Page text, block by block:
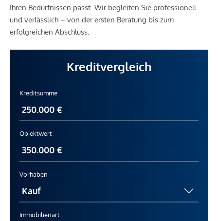
Ihren Bedürfnissen passt. Wir begleiten Sie professionell
und verlässlich – von der ersten Beratung bis zum
erfolgreichen Abschluss.
Kreditvergleich
Kreditsumme
Objektwert
Vorhaben
Immobilienart